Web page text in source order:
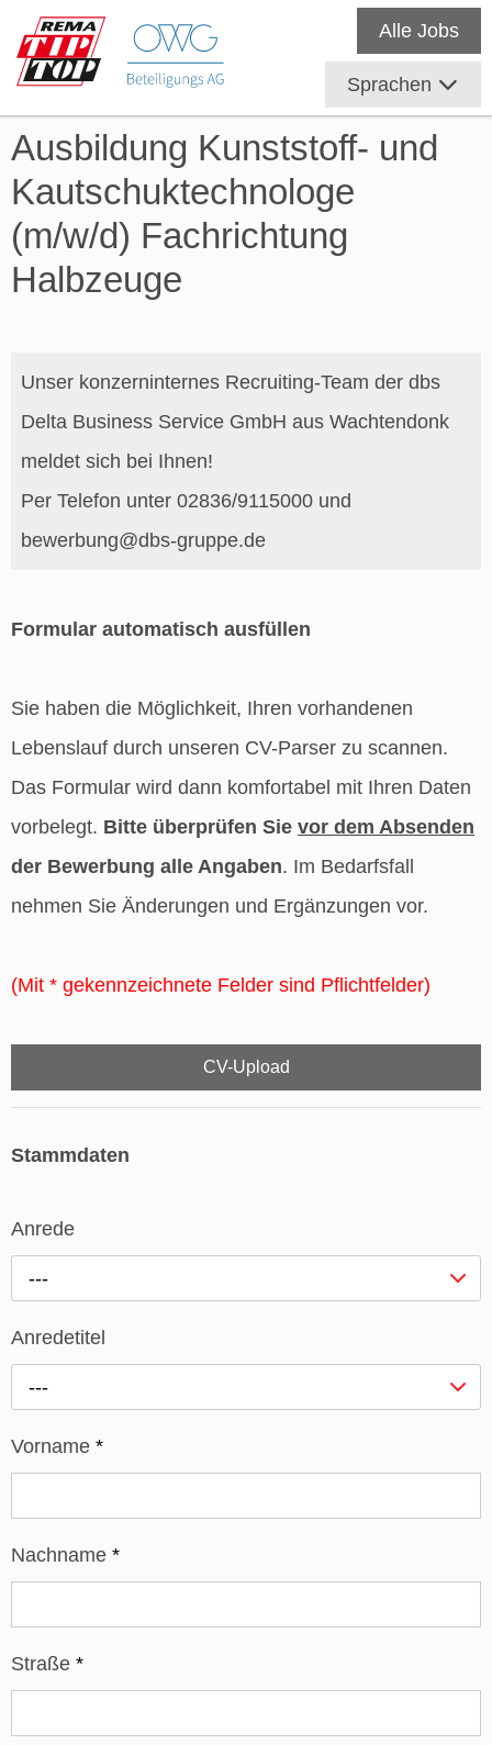
Alle Jobs
Sprachen
Ausbildung Kunststoff- und
Kautschuktechnologe
(m/w/d) Fachrichtung
Halbzeuge
Unser konzerninternes Recruiting-Team der dbs
Delta Business Service GmbH aus Wachtendonk
meldet sich bei Ihnen!
Per Telefon unter 02836/9115000 und
bewerbung@dbs-gruppe.de
Formular automatisch ausfüllen
Sie haben die Möglichkeit, Ihren vorhandenen
Lebenslauf durch unseren CV-Parser zu scannen.
Das Formular wird dann komfortabel mit Ihren Daten
vorbelegt. Bitte überprüfen Sie vor dem Absenden
der Bewerbung alle Angaben. Im Bedarfsfall
nehmen Sie Änderungen und Ergänzungen vor.
(Mit * gekennzeichnete Felder sind Pflichtfelder)
CV-Upload
Stammdaten
Anrede
---
Anredetitel
---
Vorname *
Nachname *
Straße *